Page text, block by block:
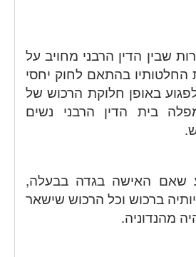
שבין הדין הרבני מחויב על
החלטותיו בהתאם לחוק יחסי
באופן חלוקת הרכוש של
בית הדין הרבני נשים
שאם האישה בגדה בבעלה,
ברכוש וכל הרכוש שישאר
מהנדוניה.